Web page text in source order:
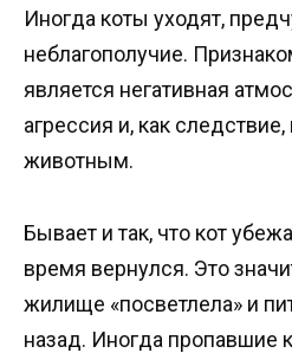
Иногда коты уходят,
неблагополучие.
является негативная
агрессия и, как
животным.
Бывает и так, что кот
время вернулся. Это
жилище «посветлела» и
назад. Иногда пропавшие